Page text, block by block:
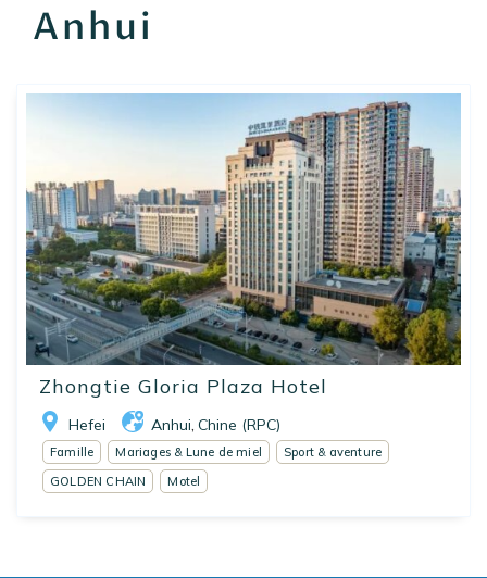
Anhui
Zhongtie Gloria Plaza Hotel
Hefei Anhui Chine (RPC)
Famille Mariages & Lune de miel
Sport & aventure
GOLDEN CHAIN
Motel